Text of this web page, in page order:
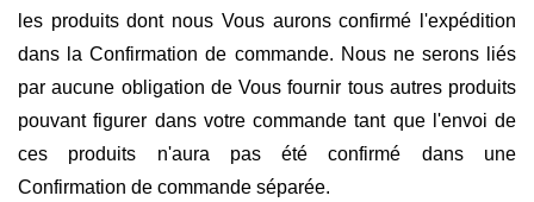
les produits dont nous Vous aurons confirmé l'expédition
dans la Confirmation de commande. Nous ne serons liés
par aucune obligation de Vous fournir tous autres produits
pouvant figurer dans votre commande tant que l'envoi de
ces produits n'aura pas été confirmé dans une
Confirmation de commande séparée.